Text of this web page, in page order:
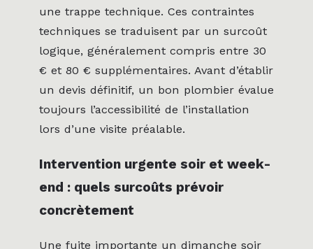
une trappe technique. Ces contraintes
techniques se traduisent par un surcoût
logique, généralement compris entre 30
€ et 80 € supplémentaires. Avant d’établir
un devis définitif, un bon plombier évalue
toujours l’accessibilité de l’installation
lors d’une visite préalable.
Intervention urgente soir et week-
end : quels surcoûts prévoir
concrètement
Une fuite importante un dimanche soir